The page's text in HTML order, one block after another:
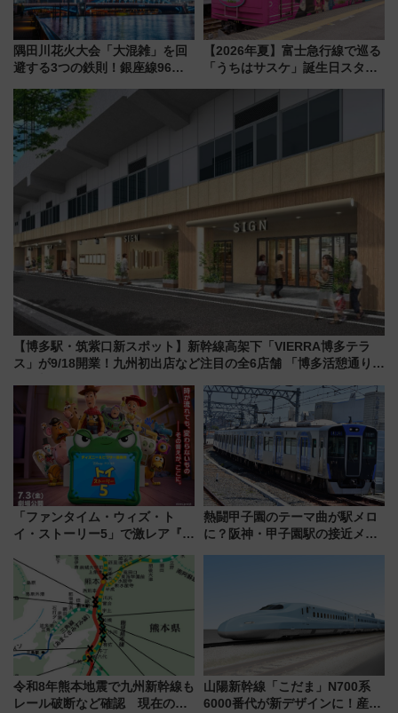
隅田川花火大会「大混雑」を回
避する3つの鉄則！銀座線96本
ツリー駅の規制まとめ 7/25開催
（2026年）
【2026年夏】富士急行線で巡る
「うちはサスケ」誕生日スタン
定グルメ＆グッズ徹底ガイド
【博多駅・筑紫口新スポット】新幹線高架下「VIERRA博多テラ
ス」が9/18開業！九州初出店など注目の全6店舗 「博多活憩通り」
「ファンタイム・ウィズ・ト
イ・ストーリー5」で激レア『ロ
デコレーションも徹底解説
熱闘甲子園のテーマ曲が駅メロ
に？阪神・甲子園駅の接近メロ
令和8年熊本地震で九州新幹線も
レール破断など確認 現在の運
山陽新幹線「こだま」N700系
6000番代が新デザインに！産学